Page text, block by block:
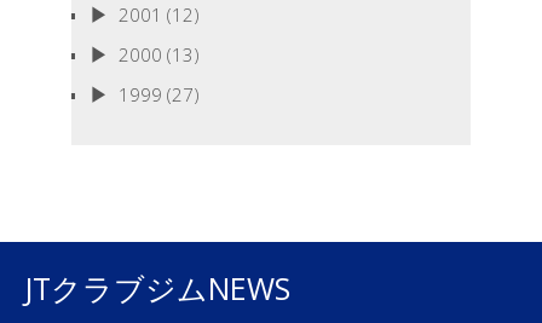
2001 (12)
2000 (13)
1999 (27)
JTクラブジムNEWS